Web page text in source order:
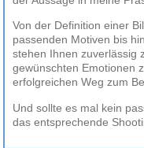
Von der Definition einer
passenden Motiven bis
stehen Ihnen zuverlässig
gewünschten Emotionen
erfolgreichen Weg zum
Und sollte es mal kein
das entsprechende